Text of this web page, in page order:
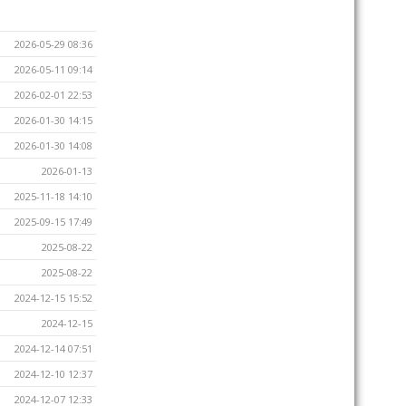
2026-05-29 08:36
2026-05-11 09:14
2026-02-01 22:53
2026-01-30 14:15
2026-01-30 14:08
2026-01-13
2025-11-18 14:10
2025-09-15 17:49
2025-08-22
2025-08-22
2024-12-15 15:52
2024-12-15
2024-12-14 07:51
2024-12-10 12:37
2024-12-07 12:33